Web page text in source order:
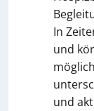
In
und
und